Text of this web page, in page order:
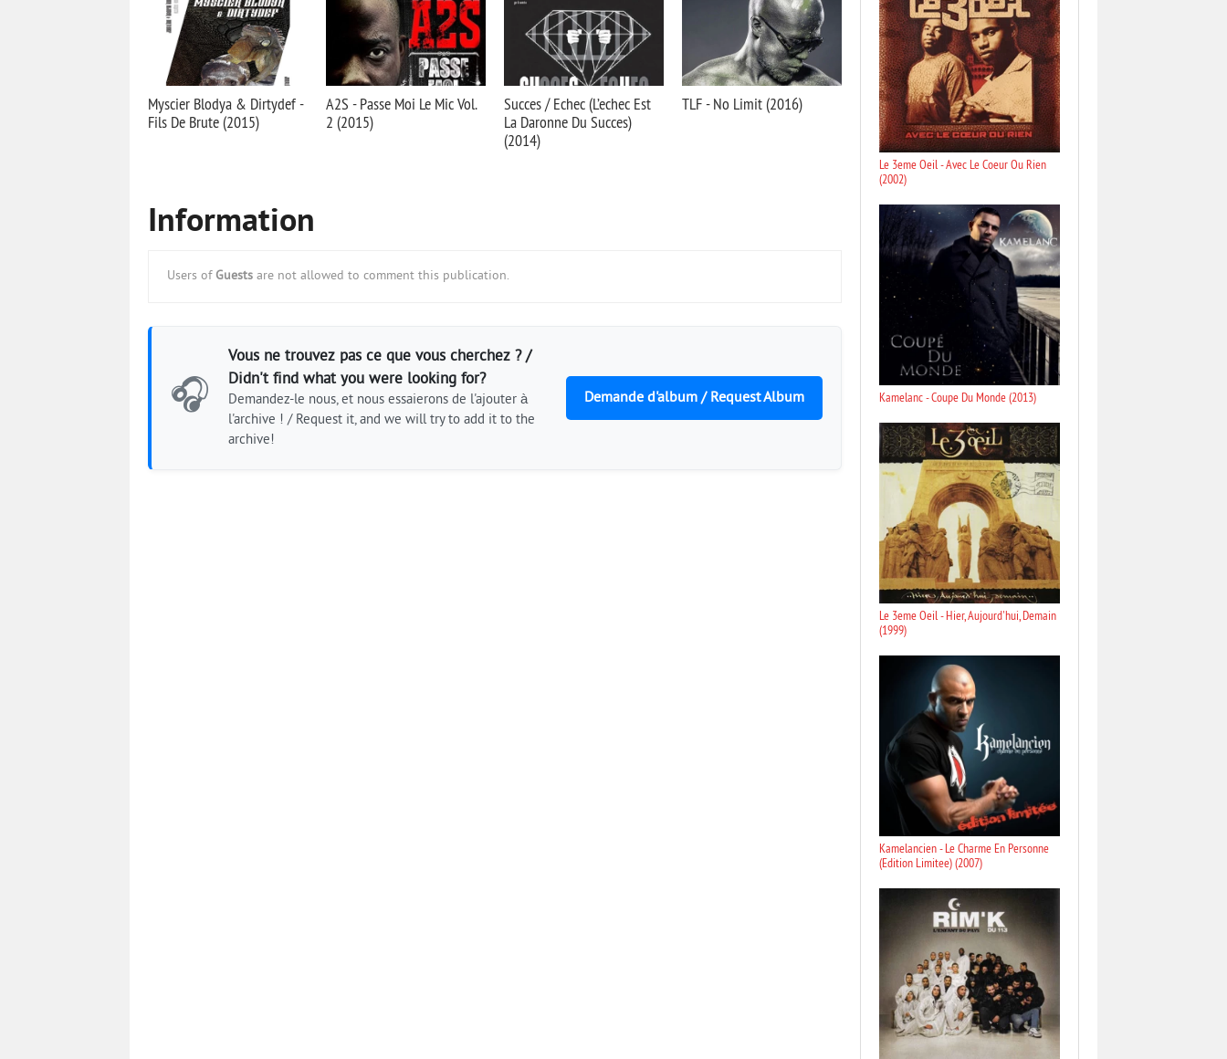
Myscier Blodya & Dirtydef -
Fils De Brute (2015)
A2S - Passe Moi Le Mic Vol.
2 (2015)
Succes / Echec (L’echec Est
La Daronne Du Succes)
(2014)
TLF - No Limit (2016)
Information
Users of Guests are not allowed to comment this publication.
🎧
Vous ne trouvez pas ce que vous cherchez ? /
Didn't find what you were looking for?
Demandez-le nous, et nous essaierons de l'ajouter à
l'archive ! / Request it, and we will try to add it to the
archive!
Demande d'album / Request Album
Le 3eme Oeil - Avec Le Coeur Ou Rien
(2002)
Kamelanc - Coupe Du Monde (2013)
Le 3eme Oeil - Hier, Aujourd'hui, Demain
(1999)
Kamelancien - Le Charme En Personne
(Edition Limitee) (2007)